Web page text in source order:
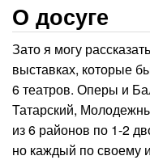
О досуге
Зато я могу
выставках, которые
6 театров. Оперы и
Татарский,
из 6 районов по 1-2
но каждый по своему